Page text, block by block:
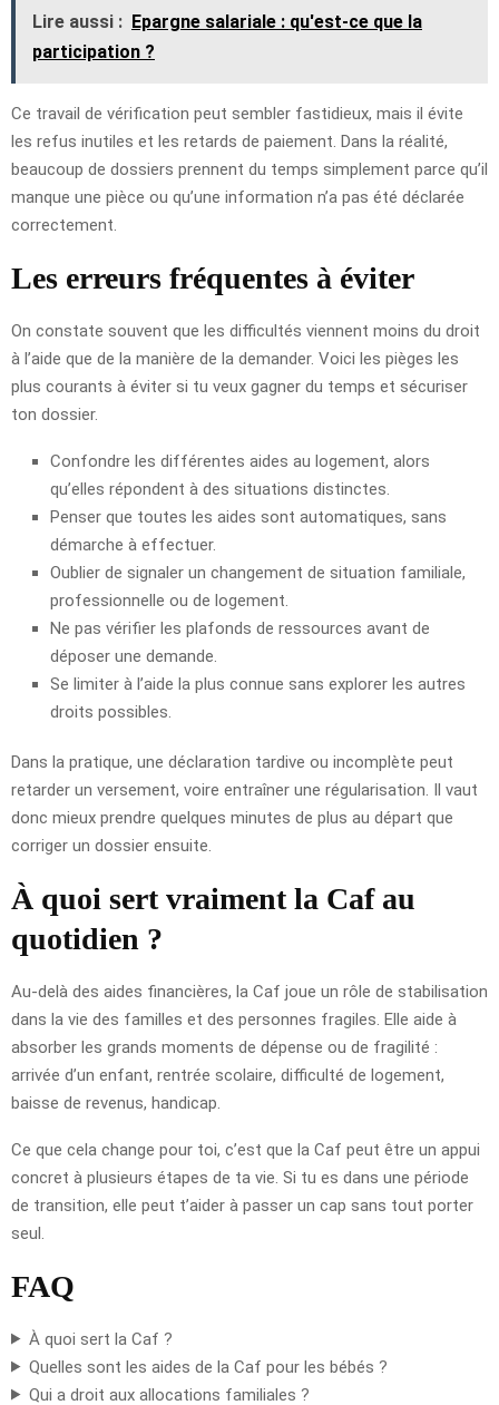
Lire aussi : Epargne salariale : qu'est-ce que la
participation ?
Ce travail de vérification peut sembler fastidieux, mais il évite
les refus inutiles et les retards de paiement. Dans la réalité,
beaucoup de dossiers prennent du temps simplement parce qu’il
manque une pièce ou qu’une information n’a pas été déclarée
correctement.
Les erreurs fréquentes à éviter
On constate souvent que les difficultés viennent moins du droit
à l’aide que de la manière de la demander. Voici les pièges les
plus courants à éviter si tu veux gagner du temps et sécuriser
ton dossier.
Confondre les différentes aides au logement, alors
qu’elles répondent à des situations distinctes.
Penser que toutes les aides sont automatiques, sans
démarche à effectuer.
Oublier de signaler un changement de situation familiale,
professionnelle ou de logement.
Ne pas vérifier les plafonds de ressources avant de
déposer une demande.
Se limiter à l’aide la plus connue sans explorer les autres
droits possibles.
Dans la pratique, une déclaration tardive ou incomplète peut
retarder un versement, voire entraîner une régularisation. Il vaut
donc mieux prendre quelques minutes de plus au départ que
corriger un dossier ensuite.
À quoi sert vraiment la Caf au
quotidien ?
Au-delà des aides financières, la Caf joue un rôle de stabilisation
dans la vie des familles et des personnes fragiles. Elle aide à
absorber les grands moments de dépense ou de fragilité :
arrivée d’un enfant, rentrée scolaire, difficulté de logement,
baisse de revenus, handicap.
Ce que cela change pour toi, c’est que la Caf peut être un appui
concret à plusieurs étapes de ta vie. Si tu es dans une période
de transition, elle peut t’aider à passer un cap sans tout porter
seul.
FAQ
À quoi sert la Caf ?
Quelles sont les aides de la Caf pour les bébés ?
Qui a droit aux allocations familiales ?